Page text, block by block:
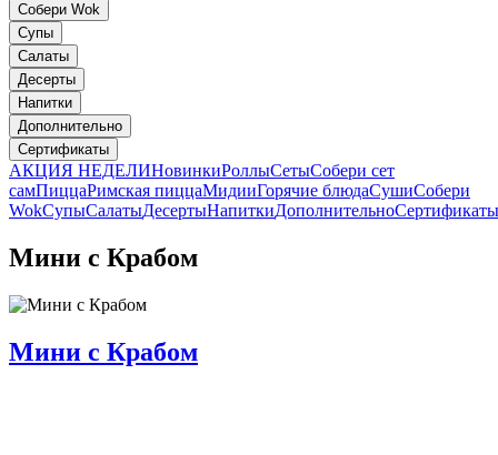
Собери Wok
Супы
Салаты
Десерты
Напитки
Дополнительно
Сертификаты
АКЦИЯ НЕДЕЛИНовинкиРоллыСетыСобери сет
самПиццаРимская пиццаМидииГорячие блюдаСушиСобери
WokСупыСалатыДесертыНапиткиДополнительноСертификаты
Мини с Крабом
Мини с Крабом